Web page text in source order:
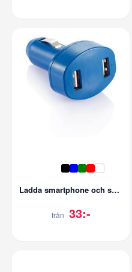
Ladda smartphone och surfplatta i bilen
från 33:-